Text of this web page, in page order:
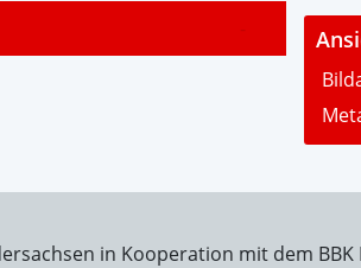
-
in Kooperation mit dem